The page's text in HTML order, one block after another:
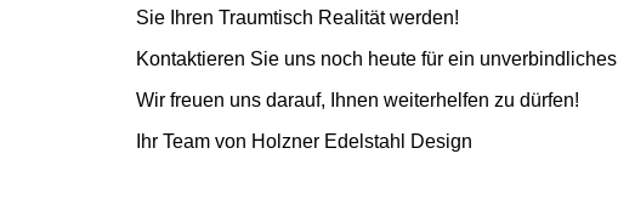
Sie Ihren Traumtisch Realität werden!
Kontaktieren Sie uns noch heute für ein
Wir freuen uns darauf, Ihnen weiterhelfen zu dürfen!
Ihr Team von Holzner Edelstahl Design